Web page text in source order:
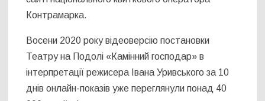
Контрамарка.
Восени 2020 року відеоверсію постановки
Театру на Подолі «Камінний господар» в
інтерпретації режисера Івана Уривського за 10
днів онлайн-показів уже переглянули понад 40